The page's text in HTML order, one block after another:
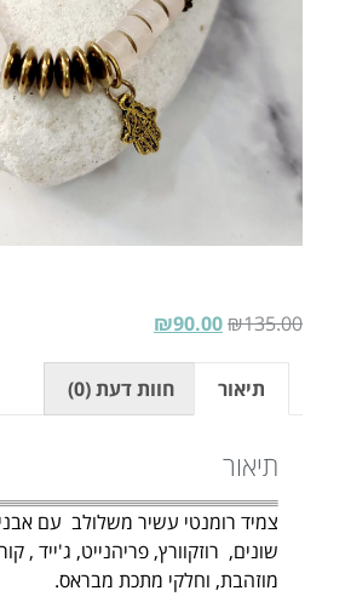
₪135.00
₪90.00
תיאור חוות דעת (0)
תיאור
צמיד רומנטי עשיר משלולב עם אבני
שונים, רוזקוורץ, פריהנייט, ג'ייד ,
מוזהבת, וחלקי מתכת מבראס.